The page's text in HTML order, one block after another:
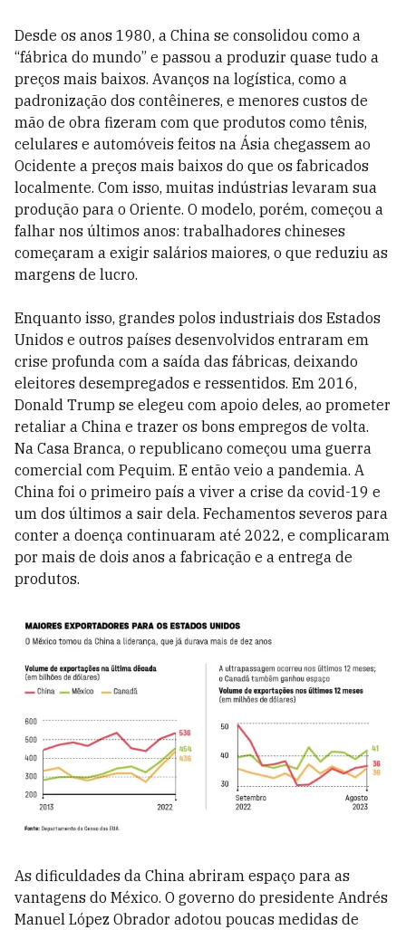
Desde os anos 1980, a China se consolidou como a
“fábrica do mundo” e passou a produzir quase tudo a
preços mais baixos. Avanços na logística, como a
padronização dos contêineres, e menores custos de
mão de obra fizeram com que produtos como tênis,
celulares e automóveis feitos na Ásia chegassem ao
Ocidente a preços mais baixos do que os fabricados
localmente. Com isso, muitas indústrias levaram sua
produção para o Oriente. O modelo, porém, começou a
falhar nos últimos anos: trabalhadores chineses
começaram a exigir salários maiores, o que reduziu as
margens de lucro.
Enquanto isso, grandes polos industriais dos Estados
Unidos e outros países desenvolvidos entraram em
crise profunda com a saída das fábricas, deixando
eleitores desempregados e ressentidos. Em 2016,
Donald Trump se elegeu com apoio deles, ao prometer
retaliar a China e trazer os bons empregos de volta.
Na Casa Branca, o republicano começou uma guerra
comercial com Pequim. E então veio a pandemia. A
China foi o primeiro país a viver a crise da covid-19 e
um dos últimos a sair dela. Fechamentos severos para
conter a doença continuaram até 2022, e complicaram
por mais de dois anos a fabricação e a entrega de
produtos.
As dificuldades da China abriram espaço para as
vantagens do México. O governo do presidente Andrés
Manuel López Obrador adotou poucas medidas de